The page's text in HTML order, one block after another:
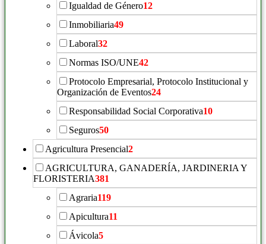
Igualdad de Género12
Inmobiliaria49
Laboral32
Normas ISO/UNE42
Protocolo Empresarial, Protocolo Institucional y
Organización de Eventos24
Responsabilidad Social Corporativa10
Seguros50
Agricultura Presencial2
AGRICULTURA, GANADERÍA, JARDINERIA Y
FLORISTERIA381
Agraria119
Apicultura11
Ávicola5